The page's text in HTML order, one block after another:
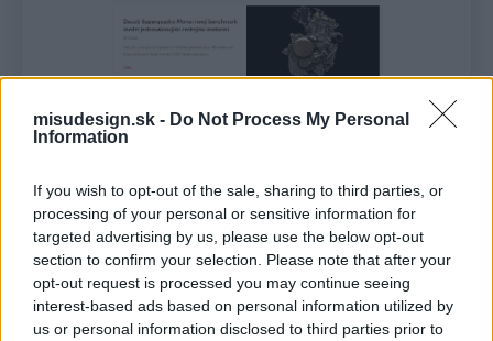
misudesign.sk - Do Not Process My Personal
Information
If you wish to opt-out of the sale, sharing to third parties, or
processing of your personal or sensitive information for
targeted advertising by us, please use the below opt-out
section to confirm your selection. Please note that after your
opt-out request is processed you may continue seeing
interest-based ads based on personal information utilized by
us or personal information disclosed to third parties prior to